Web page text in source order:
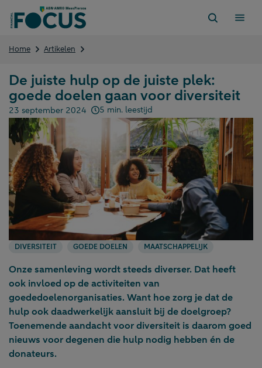
naar
Home Artikelen
op
de
juiste
plek:
diversiteit
De juiste hulp op de juiste plek:
goede doelen gaan voor diversiteit
Gepubliceerd op:
23 september 2024 5 min. leestijd
DIVERSITEIT GOEDE DOELEN MAATSCHAPPELIJK
Onze samenleving wordt steeds diverser. Dat heeft
ook invloed op de activiteiten van
goededoelenorganisaties. Want hoe zorg je dat de
hulp ook daadwerkelijk aansluit bij de doelgroep?
Toenemende aandacht voor diversiteit is daarom goed
nieuws voor degenen die hulp nodig hebben én de
donateurs.